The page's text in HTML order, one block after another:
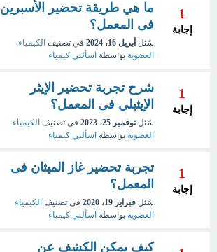
1
إجابة
ما هي طريقة تحضير الأسبرين
فى المعمل؟
سُئل أبريل 16، 2024 في تصنيف الكيمياء
العضوية بواسطة اسألني كيمياء
1
إجابة
شرح تجربة تحضير الإيثر
الإيثيلي فى المعمل؟
سُئل نوفمبر 25، 2023 في تصنيف الكيمياء
العضوية بواسطة اسألني كيمياء
1
إجابة
تجربة تحضير غاز الميثان فى
المعمل؟
سُئل فبراير 19، 2020 في تصنيف الكيمياء
العضوية بواسطة اسألني كيمياء
كيف يمكن الكشف عن